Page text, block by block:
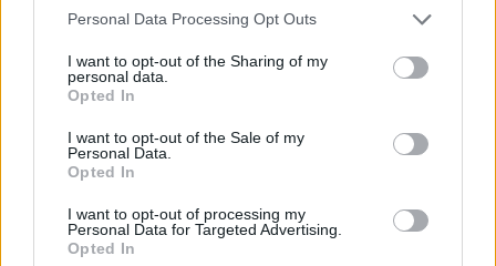
Personal Data Processing Opt Outs
I want to opt-out of the Sharing of my
personal data.
Opted In
I want to opt-out of the Sale of my
Personal Data.
Opted In
I want to opt-out of processing my
Personal Data for Targeted Advertising.
Opted In
Κυκλοφοριακές ρυθμίσεις στον ΑΘΕ – Στο